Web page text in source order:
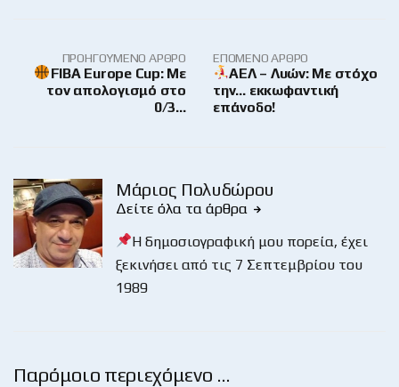
ΠΡΟΗΓΟΎΜΕΝΟ ΆΡΘΡΟ
FIBA Europe Cup: Με
τον απολογισμό στο
0/3…
ΕΠΌΜΕΝΟ ΆΡΘΡΟ
AΕΛ – Λυών: Με στόχο
την… εκκωφαντική
επάνοδο!
Μάριος Πολυδώρου
Δείτε όλα τα άρθρα
Η δημοσιογραφική μου πορεία, έχει
ξεκινήσει από τις 7 Σεπτεμβρίου του
1989
Παρόμοιο περιεχόμενο …